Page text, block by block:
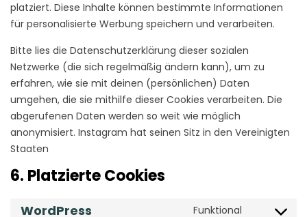
platziert. Diese Inhalte können bestimmte Informationen
für personalisierte Werbung speichern und verarbeiten.
Bitte lies die Datenschutzerklärung dieser sozialen
Netzwerke (die sich regelmäßig ändern kann), um zu
erfahren, wie sie mit deinen (persönlichen) Daten
umgehen, die sie mithilfe dieser Cookies verarbeiten. Die
abgerufenen Daten werden so weit wie möglich
anonymisiert. Instagram hat seinen Sitz in den Vereinigten
Staaten
6. Platzierte Cookies
WordPress Funktional Consent